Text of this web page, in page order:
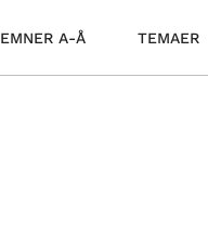
EMNER A-Å TEMAER